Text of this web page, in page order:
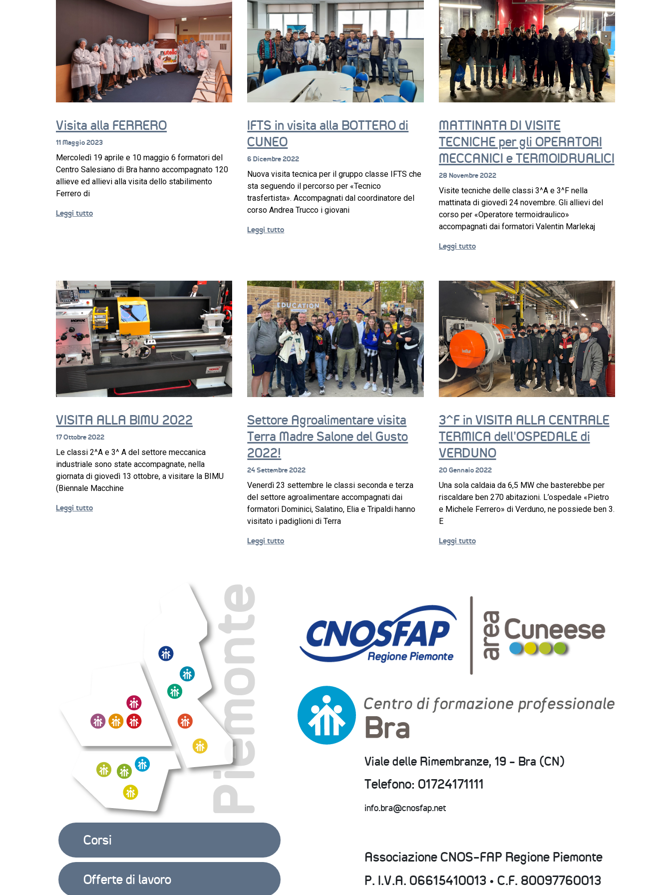
Visita alla FERRERO
11 Maggio 2023
Mercoledì 19 aprile e 10 maggio 6 formatori del
Centro Salesiano di Bra hanno accompagnato 120
allieve ed allievi alla visita dello stabilimento
Ferrero di
Leggi tutto
IFTS in visita alla BOTTERO di
CUNEO
6 Dicembre 2022
Nuova visita tecnica per il gruppo classe IFTS che
sta seguendo il percorso per «Tecnico
trasfertista». Accompagnati dal coordinatore del
corso Andrea Trucco i giovani
Leggi tutto
MATTINATA DI VISITE
TECNICHE per gli OPERATORI
MECCANICI e TERMOIDRUALICI
28 Novembre 2022
Visite tecniche delle classi 3^A e 3^F nella
mattinata di giovedì 24 novembre. Gli allievi del
corso per «Operatore termoidraulico»
accompagnati dai formatori Valentin Marlekaj
Leggi tutto
VISITA ALLA BIMU 2022
17 Ottobre 2022
Le classi 2^A e 3^ A del settore meccanica
industriale sono state accompagnate, nella
giornata di giovedì 13 ottobre, a visitare la BIMU
(Biennale Macchine
Leggi tutto
Settore Agroalimentare visita
Terra Madre Salone del Gusto
2022!
24 Settembre 2022
Venerdì 23 settembre le classi seconda e terza
del settore agroalimentare accompagnati dai
formatori Dominici, Salatino, Elia e Tripaldi hanno
visitato i padiglioni di Terra
Leggi tutto
3^F in VISITA ALLA CENTRALE
TERMICA dell’OSPEDALE di
VERDUNO
20 Gennaio 2022
Una sola caldaia da 6,5 MW che basterebbe per
riscaldare ben 270 abitazioni. L’ospedale «Pietro
e Michele Ferrero» di Verduno, ne possiede ben 3.
E
Leggi tutto
Corsi
Offerte di lavoro
Viale delle Rimembranze, 19 - Bra (CN)
Telefono: 01724171111
info.bra@cnosfap.net
Associazione CNOS-FAP Regione Piemonte
P. I.V.A. 06615410013 • C.F. 80097760013